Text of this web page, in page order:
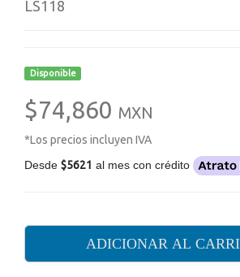
LS118
Disponible
$74,860 MXN
*Los precios incluyen IVA
Desde $5621 al mes con crédito
ADICIONAR AL